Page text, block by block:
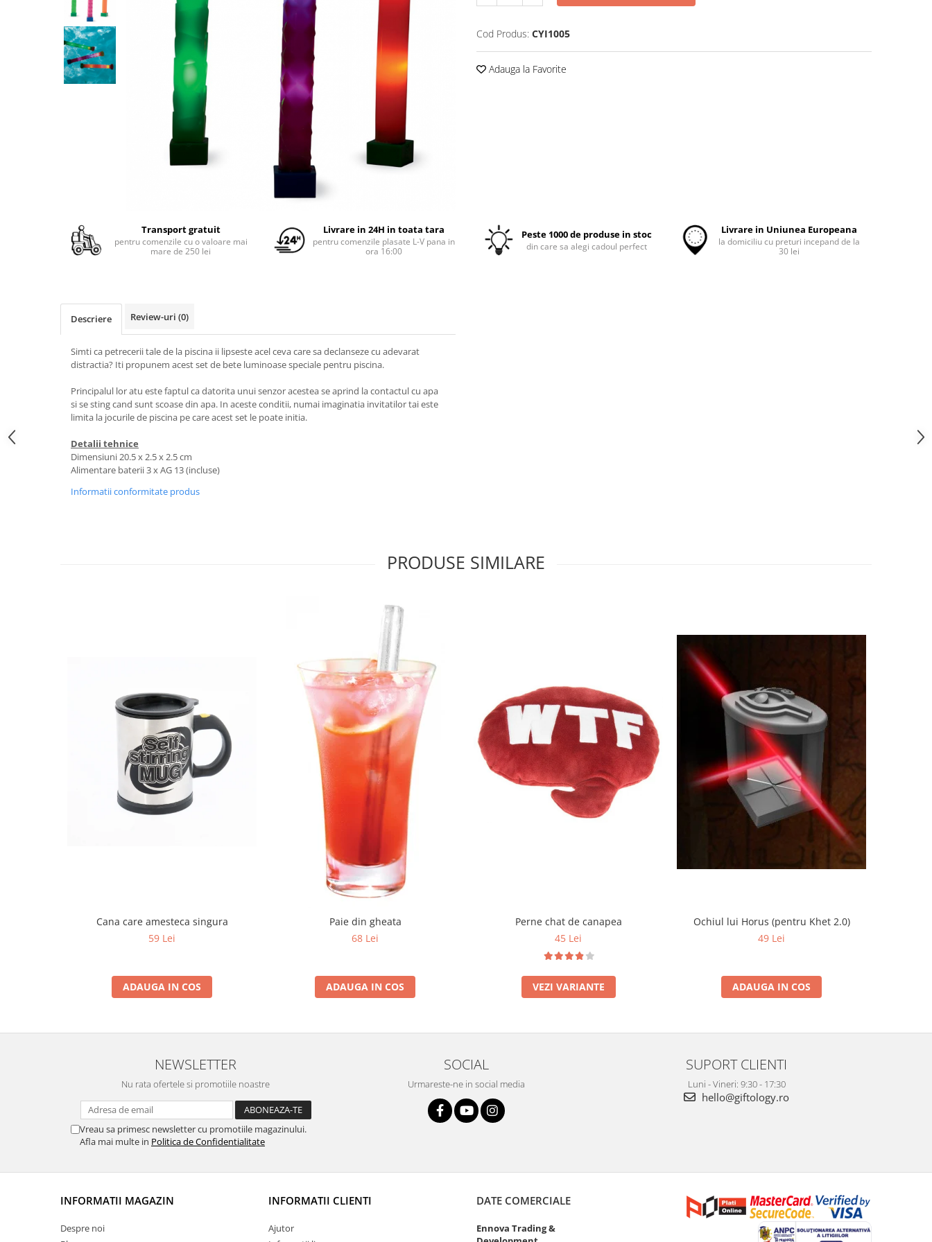
Cod Produs: CYI1005
Adauga la Favorite
Transport gratuit
pentru comenzile cu o valoare mai
mare de 250 lei
Livrare in 24H in toata tara
pentru comenzile plasate L-V pana in
ora 16:00
Peste 1000 de produse in stoc
din care sa alegi cadoul perfect
Livrare in Uniunea Europeana
la domiciliu cu preturi incepand de la
30 lei
Descriere Review-uri (0)
Simti ca petrecerii tale de la piscina ii lipseste acel ceva care sa declanseze cu adevarat
distractia? Iti propunem acest set de bete luminoase speciale pentru piscina.
Principalul lor atu este faptul ca datorita unui senzor acestea se aprind la contactul cu apa
si se sting cand sunt scoase din apa. In aceste conditii, numai imaginatia invitatilor tai este
limita la jocurile de piscina pe care acest set le poate initia.
Detalii tehnice
Dimensiuni 20.5 x 2.5 x 2.5 cm
Alimentare baterii 3 x AG 13 (incluse)
Informatii conformitate produs
PRODUSE SIMILARE
Cana care amesteca singura
59 Lei
ADAUGA IN COS
Paie din gheata
68 Lei
ADAUGA IN COS
Perne chat de canapea
45 Lei
VEZI VARIANTE
Ochiul lui Horus (pentru Khet 2.0)
49 Lei
ADAUGA IN COS
NEWSLETTER
Nu rata ofertele si promotiile noastre
Vreau sa primesc newsletter cu promotiile magazinului.
Afla mai multe in Politica de Confidentialitate
SOCIAL
Urmareste-ne in social media
SUPORT CLIENTI
Luni - Vineri: 9:30 - 17:30
hello@giftology.ro
INFORMATII MAGAZIN
Despre noi
INFORMATII CLIENTI
Ajutor
DATE COMERCIALE
Ennova Trading &